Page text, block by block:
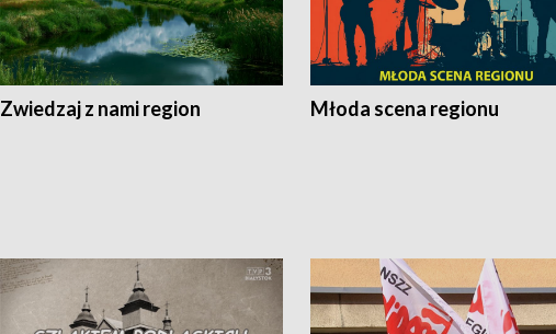
Zwiedzaj z nami region Młoda scena regionu